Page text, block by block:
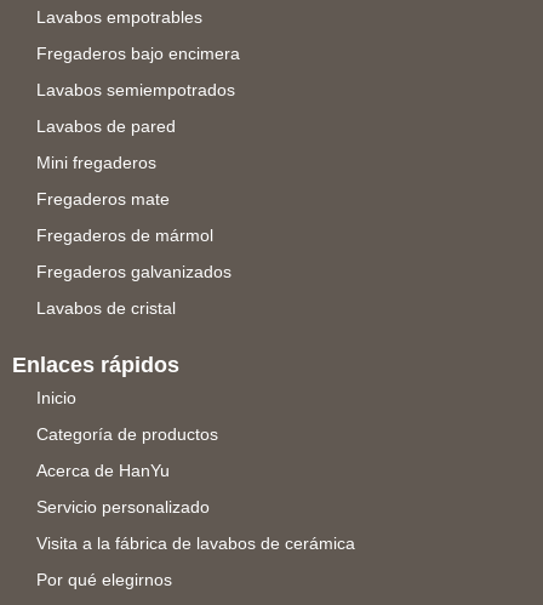
Lavabos empotrables
Fregaderos bajo encimera
Lavabos semiempotrados
Lavabos de pared
Mini fregaderos
Fregaderos mate
Fregaderos de mármol
Fregaderos galvanizados
Lavabos de cristal
Enlaces rápidos
Inicio
Categoría de productos
Acerca de HanYu
Servicio personalizado
Visita a la fábrica de lavabos de cerámica
Por qué elegirnos